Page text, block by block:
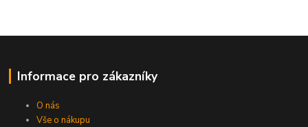
Informace pro zákazníky
O nás
Vše o nákupu